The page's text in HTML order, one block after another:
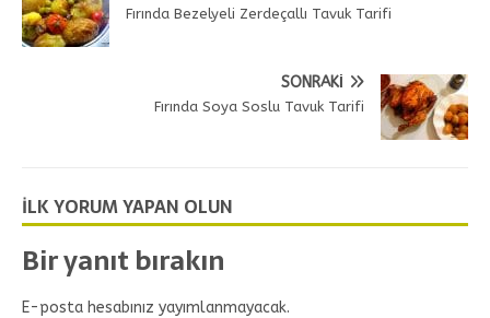
Fırında Bezelyeli Zerdeçallı Tavuk Tarifi
SONRAKI
Fırında Soya Soslu Tavuk Tarifi
İLK YORUM YAPAN OLUN
Bir yanıt bırakın
E-posta hesabınız yayımlanmayacak.